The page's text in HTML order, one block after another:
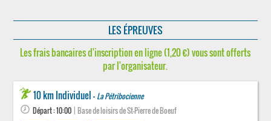
LES ÉPREUVES
Les frais bancaires d'inscription en ligne (1,20 €) vous sont offerts
par l'organisateur.
10 km Individuel - La Pétribocienne
Départ : 10:00 | Base de loisirs de St-Pierre de Boeuf